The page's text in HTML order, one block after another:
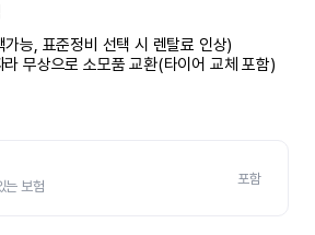
능, 표준정비 선택 시 렌탈료 인상)
무상으로 소모품 교환(타이어 교체 포함)
는 보험
포함